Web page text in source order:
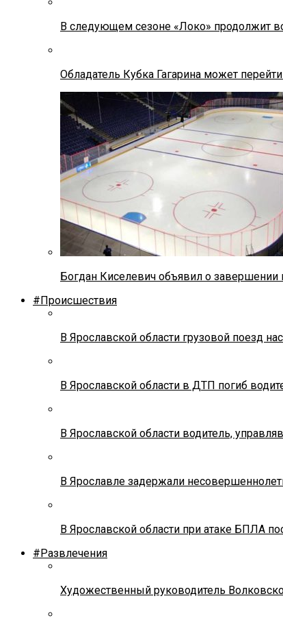
В следующем сезоне «Локо» продолжит
Обладатель Кубка Гагарина может
Богдан Киселевич объявил о
#Происшествия
В Ярославской области грузовой поезд
В Ярославской области в ДТП погиб
В Ярославской области водитель,
В Ярославле задержали
В Ярославской области при атаке БПЛА
#Развлечения
Художественный руководитель